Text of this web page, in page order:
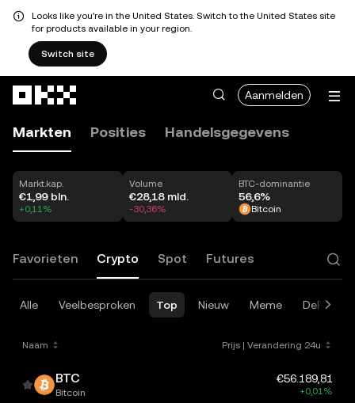
Looks like you're in the United States. Switch to the United States site
for products available in your region.
Switch site
Aanmelden
Markten Posities Handelsgegevens
Markt.kap.
€1,99 bln.
+0,11%
Volume
€28,18 mld.
-30,36%
BTC-dominantie
56,6%
Bitcoin
Favorieten Crypto Spot Futures
Alle Veelbesproken Top Nieuw Meme DeFi
Naam Prijs | Verandering 24u
BTC
Bitcoin
€56.189,81
+0,01%